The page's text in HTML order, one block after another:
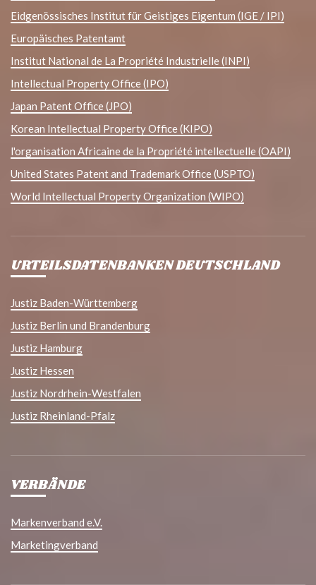
Eidgenössisches Institut für Geistiges Eigentum (IGE / IPI)
Europäisches Patentamt
Institut National de La Propriété Industrielle (INPI)
Intellectual Property Office (IPO)
Japan Patent Office (JPO)
Korean Intellectual Property Office (KIPO)
l'organisation Africaine de la Propriété intellectuelle (OAPI)
United States Patent and Trademark Office (USPTO)
World Intellectual Property Organization (WIPO)
URTEILSDATENBANKEN DEUTSCHLAND
Justiz Baden-Württemberg
Justiz Berlin und Brandenburg
Justiz Hamburg
Justiz Hessen
Justiz Nordrhein-Westfalen
Justiz Rheinland-Pfalz
VERBÄNDE
Markenverband e.V.
Marketingverband